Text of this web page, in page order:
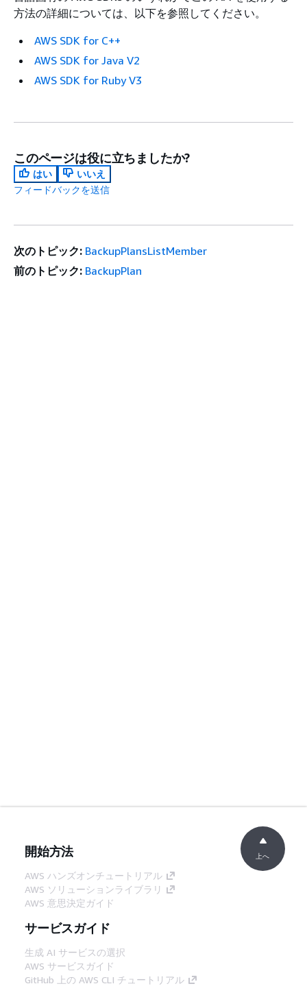
方法の詳細については、以下を参照してください。
AWS SDK for C++
AWS SDK for Java V2
AWS SDK for Ruby V3
このページは役に立ちましたか?
はい
いいえ
フィードバックを送信
次のトピック: BackupPlansListMember
前のトピック: BackupPlan
開始方法
AWS ハンズオンチュートリアル
AWS ソリューションライブラリ
AWS 意思決定ガイド
サービスガイド
生成 AI サービスの選択
AWS サービスガイド
GitHub 上の AWS CLI チュートリアル
上へ